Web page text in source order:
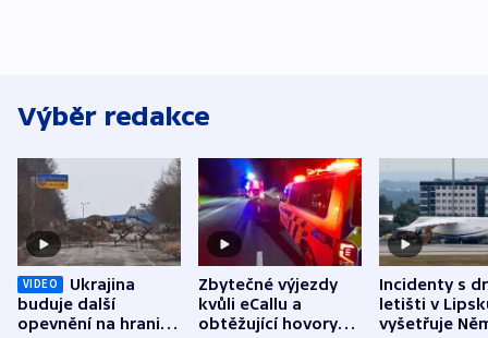
Výběr redakce
VIDEO
Ukrajina
buduje další
opevnění na hranici
Zbytečné výjezdy
kvůli eCallu a
obtěžující hovory
Incidenty s
letišti v
vyšetřuje